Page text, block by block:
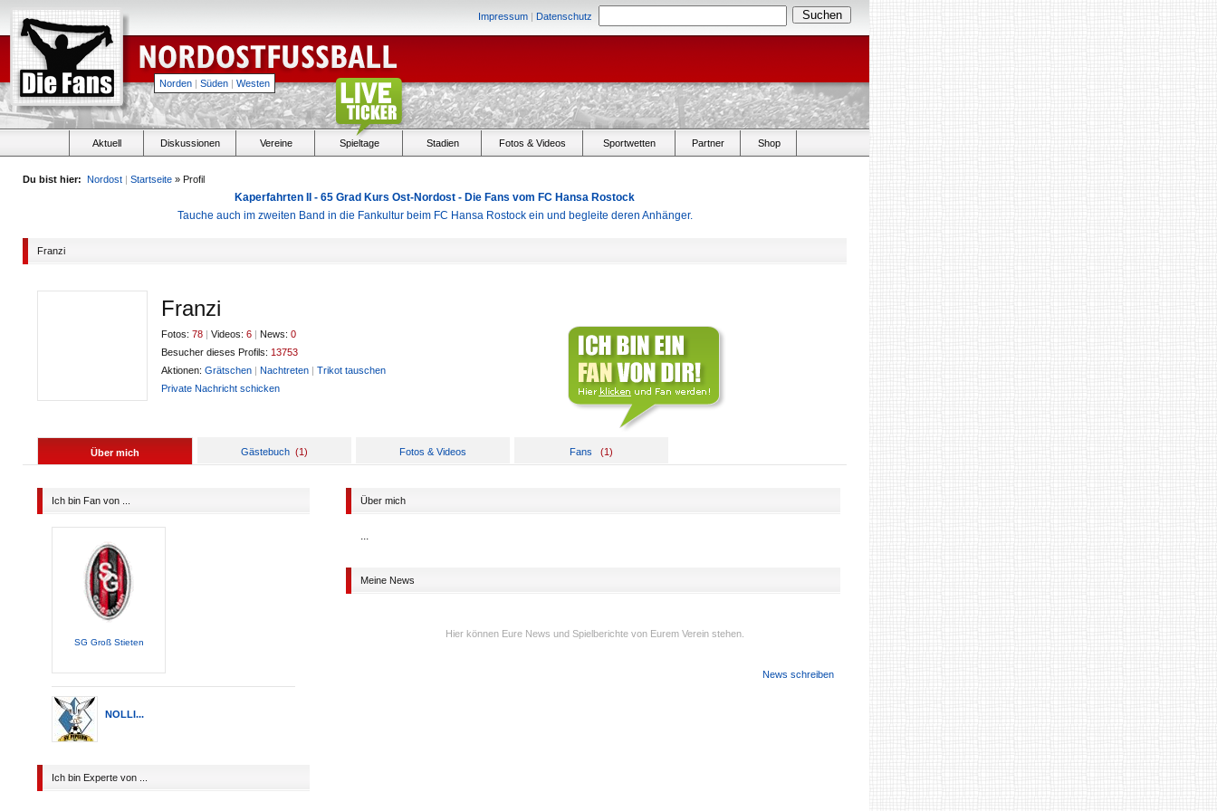
Impressum | Datenschutz
Norden | Süden | Westen
Aktuell Diskussionen Vereine Spieltage Stadien Fotos & Videos Sportwetten Partner Shop
Du bist hier: Nordost | Startseite » Profil
Kaperfahrten II - 65 Grad Kurs Ost-Nordost - Die Fans vom FC Hansa Rostock
Tauche auch im zweiten Band in die Fankultur beim FC Hansa Rostock ein und begleite deren Anhänger.
Franzi
Franzi
Fotos: 78 | Videos: 6 | News: 0
Besucher dieses Profils: 13753
Aktionen: Grätschen | Nachtreten | Trikot tauschen
Private Nachricht schicken
Über mich Gästebuch (1) Fotos & Videos Fans (1)
Ich bin Fan von ...
SG Groß Stieten
NOLLI...
Ich bin Experte von ...
Über mich
...
Meine News
Hier können Eure News und Spielberichte von Eurem Verein stehen.
News schreiben